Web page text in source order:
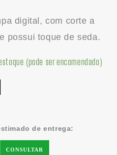
digital, com corte a
possui toque de seda.
(pode ser encomendado)
de entrega:
CONSULTAR